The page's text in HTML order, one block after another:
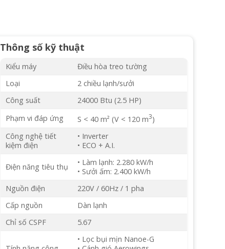
Thông số kỹ thuật
Kiểu máy
Điều hòa treo tường
Loại
2 chiều lạnh/sưởi
Công suất
24000 Btu (2.5 HP)
Phạm vi đáp ứng
S < 40 m² (V < 120 m3)
Công nghệ tiết
kiệm điện
• Inverter
• ECO + A.I.
Điện năng tiêu thụ
• Làm lạnh: 2.280 kW/h
• Sưởi ấm: 2.400 kW/h
Nguồn điện
220V / 60Hz / 1 pha
Cấp nguồn
Dàn lạnh
Chỉ số CSPF
5.67
• Lọc bụi mịn Nanoe-G